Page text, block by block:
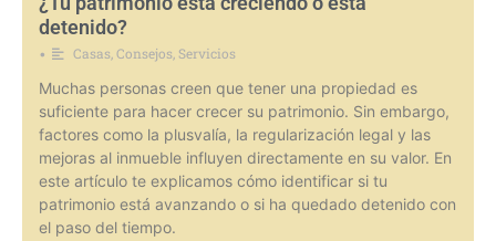
detenido?
• Casas Consejos Servicios
Muchas personas creen que tener una propiedad es
suficiente para hacer crecer su patrimonio. Sin embargo,
factores como la plusvalía, la regularización legal y las
mejoras al inmueble influyen directamente en su valor. En
este artículo te explicamos cómo identificar si tu
patrimonio está avanzando o si ha quedado detenido con
el paso del tiempo.